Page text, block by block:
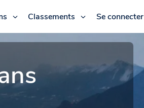
Classements Se connecter